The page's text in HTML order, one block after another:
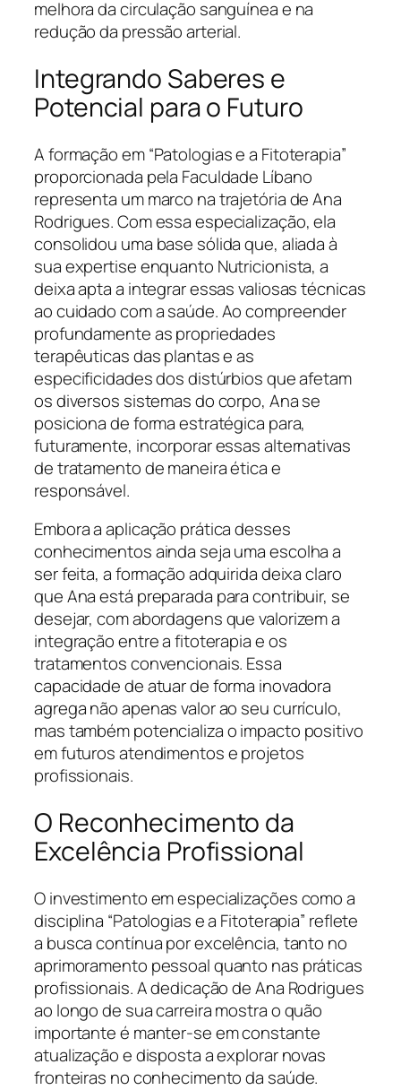
melhora da circulação sanguínea e na
redução da pressão arterial.
Integrando Saberes e
Potencial para o Futuro
A formação em “Patologias e a Fitoterapia”
proporcionada pela Faculdade Líbano
representa um marco na trajetória de Ana
Rodrigues. Com essa especialização, ela
consolidou uma base sólida que, aliada à
sua expertise enquanto Nutricionista, a
deixa apta a integrar essas valiosas técnicas
ao cuidado com a saúde. Ao compreender
profundamente as propriedades
terapêuticas das plantas e as
especificidades dos distúrbios que afetam
os diversos sistemas do corpo, Ana se
posiciona de forma estratégica para,
futuramente, incorporar essas alternativas
de tratamento de maneira ética e
responsável.
Embora a aplicação prática desses
conhecimentos ainda seja uma escolha a
ser feita, a formação adquirida deixa claro
que Ana está preparada para contribuir, se
desejar, com abordagens que valorizem a
integração entre a fitoterapia e os
tratamentos convencionais. Essa
capacidade de atuar de forma inovadora
agrega não apenas valor ao seu currículo,
mas também potencializa o impacto positivo
em futuros atendimentos e projetos
profissionais.
O Reconhecimento da
Excelência Profissional
O investimento em especializações como a
disciplina “Patologias e a Fitoterapia” reflete
a busca contínua por excelência, tanto no
aprimoramento pessoal quanto nas práticas
profissionais. A dedicação de Ana Rodrigues
ao longo de sua carreira mostra o quão
importante é manter-se em constante
atualização e disposta a explorar novas
fronteiras no conhecimento da saúde.